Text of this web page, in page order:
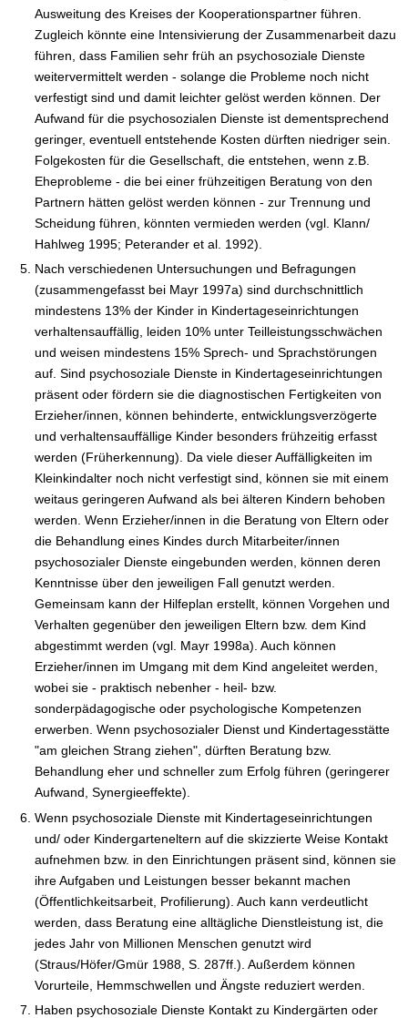
Ausweitung des Kreises der Kooperationspartner führen.
Zugleich könnte eine Intensivierung der Zusammenarbeit dazu
führen, dass Familien sehr früh an psychosoziale Dienste
weitervermittelt werden - solange die Probleme noch nicht
verfestigt sind und damit leichter gelöst werden können. Der
Aufwand für die psychosozialen Dienste ist dementsprechend
geringer, eventuell entstehende Kosten dürften niedriger sein.
Folgekosten für die Gesellschaft, die entstehen, wenn z.B.
Eheprobleme - die bei einer frühzeitigen Beratung von den
Partnern hätten gelöst werden können - zur Trennung und
Scheidung führen, könnten vermieden werden (vgl. Klann/
Hahlweg 1995; Peterander et al. 1992).
Nach verschiedenen Untersuchungen und Befragungen
(zusammengefasst bei Mayr 1997a) sind durchschnittlich
mindestens 13% der Kinder in Kindertageseinrichtungen
verhaltensauffällig, leiden 10% unter Teilleistungsschwächen
und weisen mindestens 15% Sprech- und Sprachstörungen
auf. Sind psychosoziale Dienste in Kindertageseinrichtungen
präsent oder fördern sie die diagnostischen Fertigkeiten von
Erzieher/innen, können behinderte, entwicklungsverzögerte
und verhaltensauffällige Kinder besonders frühzeitig erfasst
werden (Früherkennung). Da viele dieser Auffälligkeiten im
Kleinkindalter noch nicht verfestigt sind, können sie mit einem
weitaus geringeren Aufwand als bei älteren Kindern behoben
werden. Wenn Erzieher/innen in die Beratung von Eltern oder
die Behandlung eines Kindes durch Mitarbeiter/innen
psychosozialer Dienste eingebunden werden, können deren
Kenntnisse über den jeweiligen Fall genutzt werden.
Gemeinsam kann der Hilfeplan erstellt, können Vorgehen und
Verhalten gegenüber den jeweiligen Eltern bzw. dem Kind
abgestimmt werden (vgl. Mayr 1998a). Auch können
Erzieher/innen im Umgang mit dem Kind angeleitet werden,
wobei sie - praktisch nebenher - heil- bzw.
sonderpädagogische oder psychologische Kompetenzen
erwerben. Wenn psychosozialer Dienst und Kindertagesstätte
"am gleichen Strang ziehen", dürften Beratung bzw.
Behandlung eher und schneller zum Erfolg führen (geringerer
Aufwand, Synergieeffekte).
Wenn psychosoziale Dienste mit Kindertageseinrichtungen
und/ oder Kindergarteneltern auf die skizzierte Weise Kontakt
aufnehmen bzw. in den Einrichtungen präsent sind, können sie
ihre Aufgaben und Leistungen besser bekannt machen
(Öffentlichkeitsarbeit, Profilierung). Auch kann verdeutlicht
werden, dass Beratung eine alltägliche Dienstleistung ist, die
jedes Jahr von Millionen Menschen genutzt wird
(Straus/Höfer/Gmür 1988, S. 287ff.). Außerdem können
Vorurteile, Hemmschwellen und Ängste reduziert werden.
Haben psychosoziale Dienste Kontakt zu Kindergärten oder